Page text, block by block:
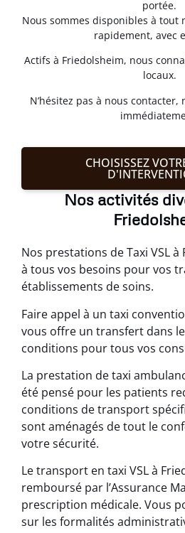
portée.
Nous sommes disponibles à
rapidement, avec
Actifs à Friedolsheim, nous
locaux.
N’hésitez pas à nous
CHOISISSEZ
Nos activités
Nos prestations de Taxi VSL
à tous vos besoins pour vos
établissements de soins.
Faire appel à un taxi
vous offre un transfert dans
conditions pour tous vos
La prestation de taxi
été pensé pour les patients
conditions de transport
sont aménagés de tout le
votre sécurité.
Le transport en taxi VSL à
remboursé par l’Assurance
prescription médicale. Vous
sur les formalités